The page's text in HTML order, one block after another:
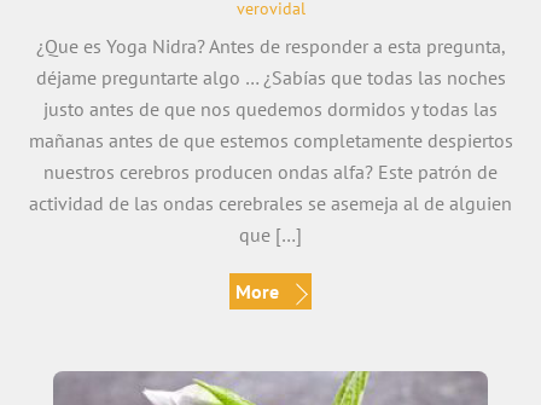
verovidal
¿Que es Yoga Nidra? Antes de responder a esta pregunta,
déjame preguntarte algo … ¿Sabías que todas las noches
justo antes de que nos quedemos dormidos y todas las
mañanas antes de que estemos completamente despiertos
nuestros cerebros producen ondas alfa? Este patrón de
actividad de las ondas cerebrales se asemeja al de alguien
que […]
More